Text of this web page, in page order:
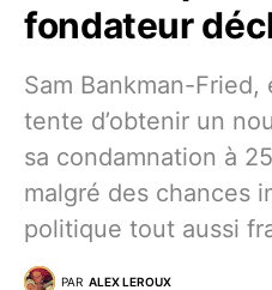
fondateur
Sam Bankman-Fried,
tente d’obtenir un
sa condamnation à
malgré des chances
politique tout aussi
PAR ALEX LEROUX